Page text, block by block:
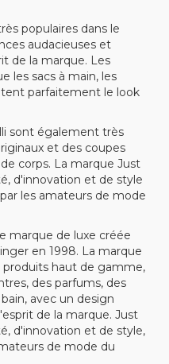
populaires dans le
audacieuses et
de la marque. Les
les sacs à main, les
parfaitement le look
sont également très
et des coupes
corps. La marque Just
d'innovation et de style
les amateurs de mode
marque de luxe créée
en 1998. La marque
haut de gamme,
des parfums, des
avec un design
de la marque. Just
d'innovation et de style,
de mode du